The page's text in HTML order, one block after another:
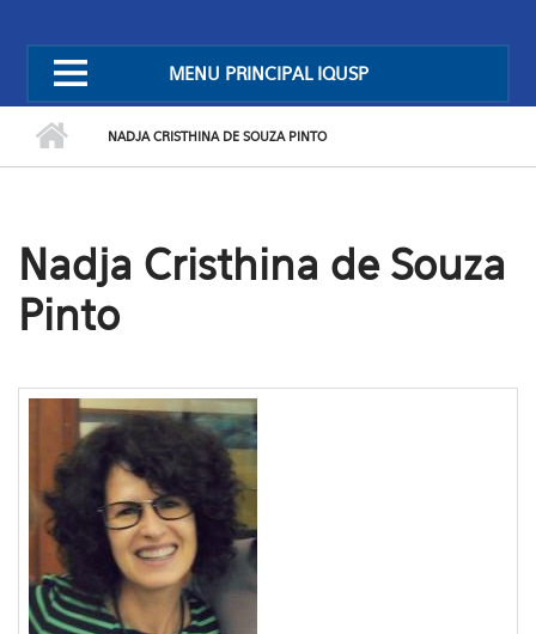
MENU PRINCIPAL IQUSP
NADJA CRISTHINA DE SOUZA PINTO
Nadja Cristhina de Souza
Pinto